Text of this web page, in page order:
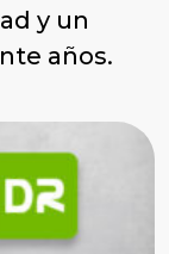
y un
años.